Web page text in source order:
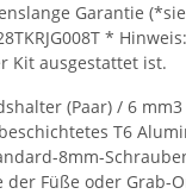
Garantie
*
Kit ausgestattet ist.
(Paar) / 6
T6
8mm-
der Füße oder